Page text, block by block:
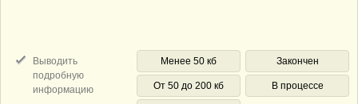
Выводить
подробную
информацию
Менее 50 кб
От 50 до 200 кб
Закончен
В процессе